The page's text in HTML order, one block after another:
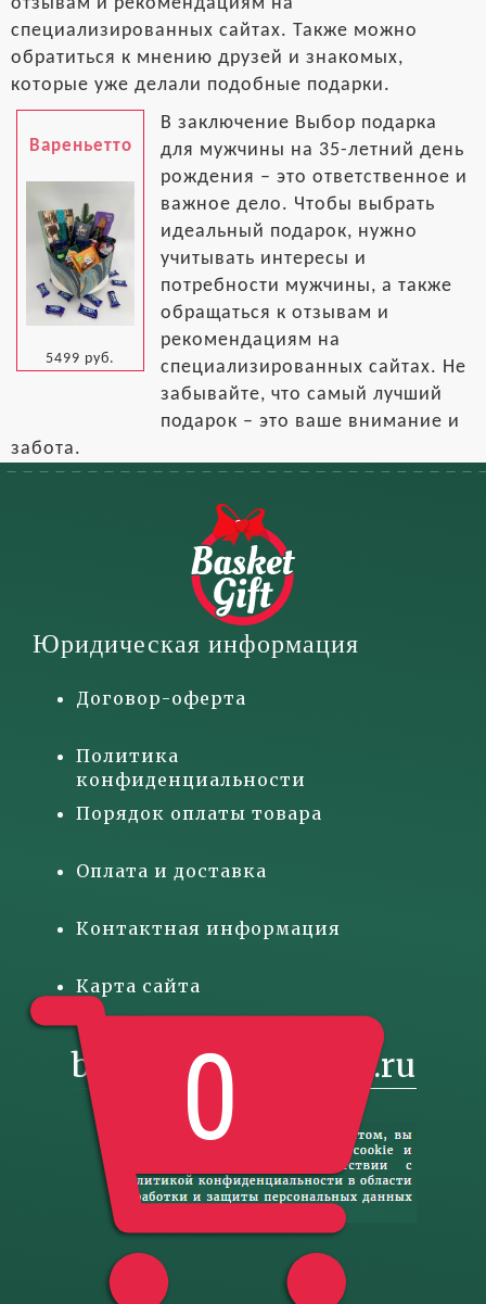
0
специализированных сайтах. Также можно
обратиться к мнению друзей и знакомых,
которые уже делали подобные подарки.
Вареньетто
5499 руб.
В заключение Выбор подарка
для мужчины на 35-летний день
рождения – это ответственное и
важное дело. Чтобы выбрать
идеальный подарок, нужно
учитывать интересы и
потребности мужчины, а также
обращаться к отзывам и
рекомендациям на
специализированных сайтах. Не
забывайте, что самый лучший
подарок – это ваше внимание и
забота.
Юридическая информация
Договор-оферта
Политика
конфиденциальности
Порядок оплаты товара
Оплата и доставка
Контактная информация
Карта сайта
basketgift@inbox.ru